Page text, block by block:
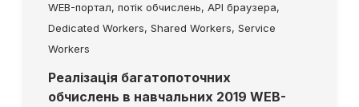
WEB-портал, потік обчислень, API браузера,
Dedicated Workers, Shared Workers, Service
Workers
Реалізація багатопоточних
обчислень в навчальних 2019 WEB-